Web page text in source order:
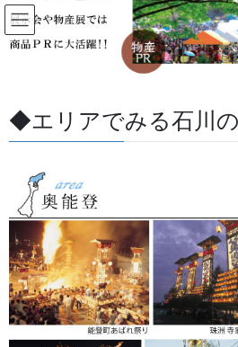
コ
ン
テ
移
動
ナ
ビ
ゲ
ン
に
すべての
すべての記事 お祭用品・品目
2025/06/06 / 最終更新日 :
生地
獅子毛柄染生地 人
90ｃｍ巾切り売り可
◆エリアでみる石川